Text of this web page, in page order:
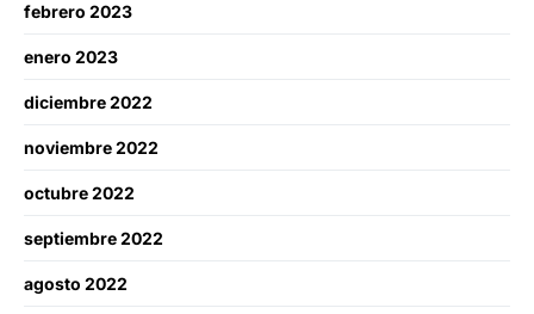
febrero 2023
enero 2023
diciembre 2022
noviembre 2022
octubre 2022
septiembre 2022
agosto 2022